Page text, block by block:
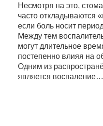
Несмотря на это,
часто откладываются
если боль носит
Между тем
могут длительное
постепенно влияя на
Одним из
является воспаление…